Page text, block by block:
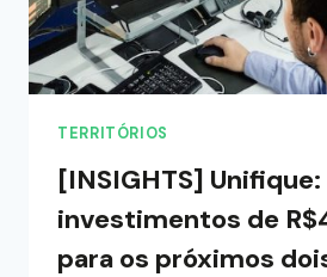
TERRITÓRIOS
[INSIGHTS] Unifique:
investimentos de
para os próximos